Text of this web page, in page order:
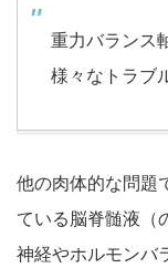
重力バランス
様々なトラブ
他の肉体的な問題
ている脳脊髄液（
神経やホルモンバ